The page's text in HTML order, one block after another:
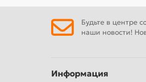
Будьте в центре
наши новости!
Информация